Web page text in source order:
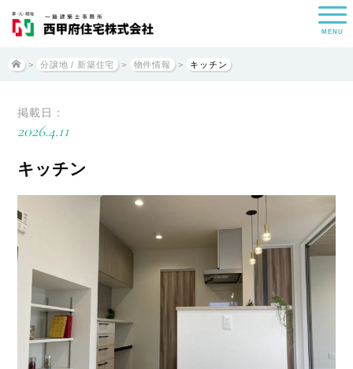
MENU
> 分譲地 / 新築住宅 > 物件情報 > キッチン
掲載日：
2026.4.11
キッチン